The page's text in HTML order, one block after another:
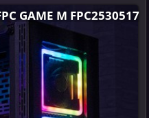
M FPC2530517